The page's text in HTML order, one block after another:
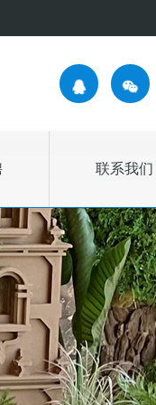
联系我们